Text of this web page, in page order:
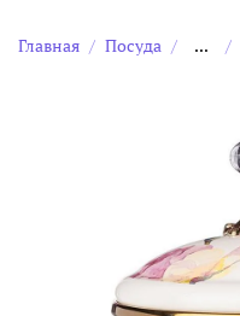
Главная Посуда ...